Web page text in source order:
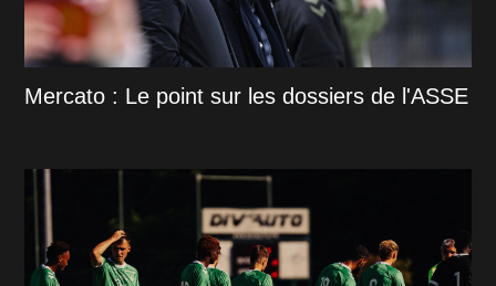
Mercato : Le point sur les dossiers de l'ASSE